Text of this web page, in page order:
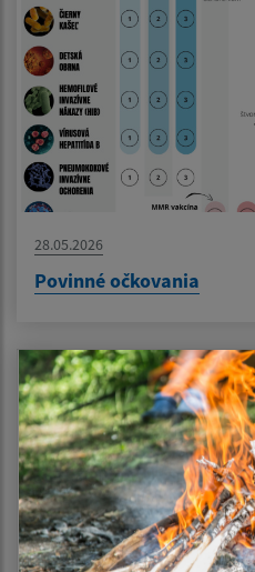
28.05.2026
Povinné očkovania